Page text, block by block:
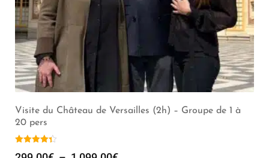
Visite du Château de Versailles (2h) – Groupe de 1 à
20 pers